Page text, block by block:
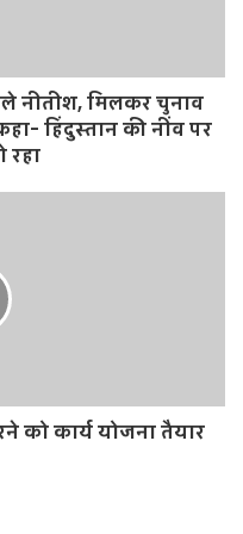
नीतीश, मिलकर चुनाव
हिंदुस्तान की नींव पर
को कार्य योजना तैयार